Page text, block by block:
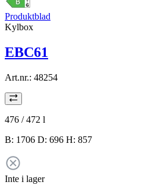
Produktblad
Kylbox
EBC61
Art.nr.: 48254
476 / 472 l
B: 1706 D: 696 H: 857
Inte i lager